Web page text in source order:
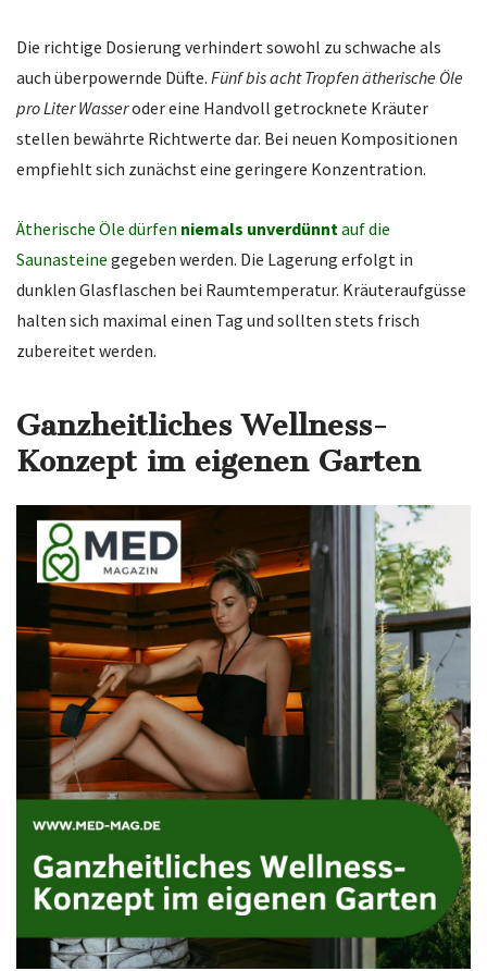
Die richtige Dosierung verhindert sowohl zu schwache als
auch überpowernde Düfte. Fünf bis acht Tropfen ätherische Öle
pro Liter Wasseroder eine Handvoll getrocknete Kräuter
stellen bewährte Richtwerte dar. Bei neuen Kompositionen
empfiehlt sich zunächst eine geringere Konzentration.
Ätherische Öle dürfen niemals unverdünnt auf die
Saunasteine gegeben werden. Die Lagerung erfolgt in
dunklen Glasflaschen bei Raumtemperatur. Kräuteraufgüsse
halten sich maximal einen Tag und sollten stets frisch
zubereitet werden.
Ganzheitliches Wellness-
Konzept im eigenen Garten